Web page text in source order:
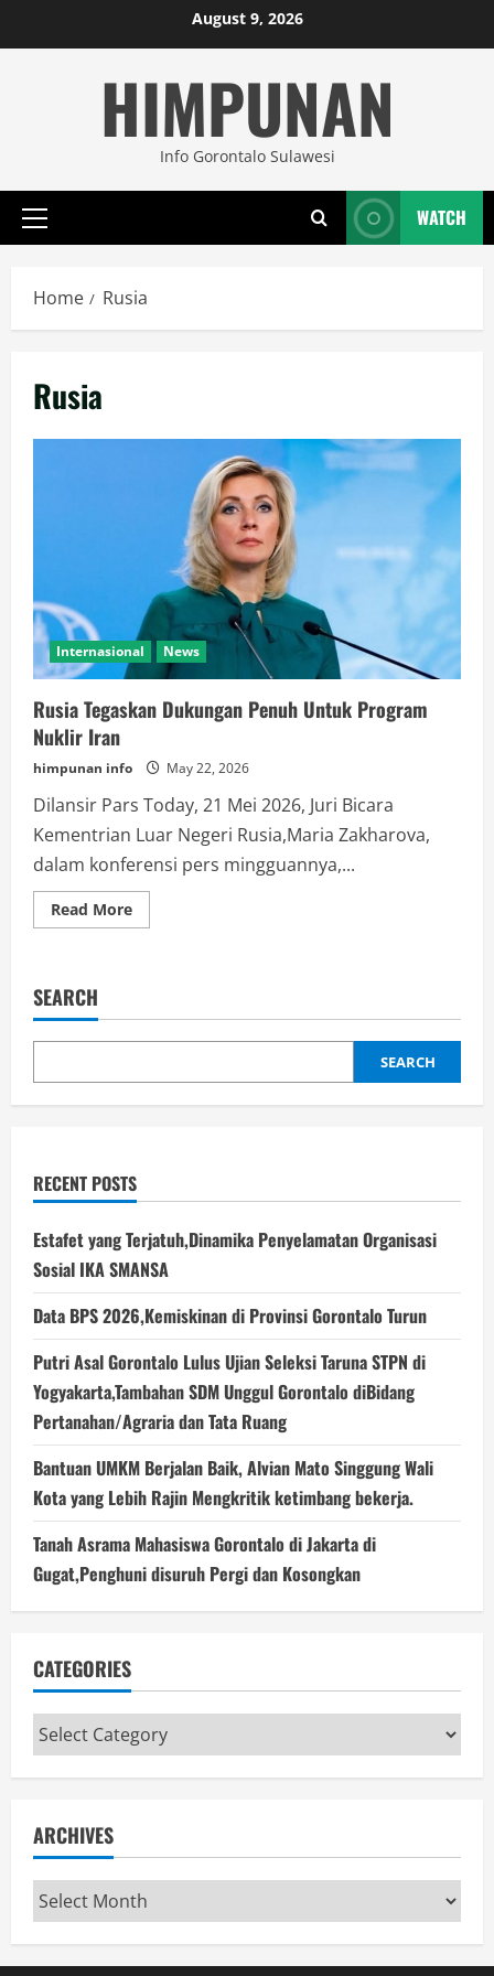
to
August 9, 2026
HIMPUNAN
Info Gorontalo Sulawesi
Primary
WATCH
Home Rusia
Rusia
Internasional News
Rusia Tegaskan Dukungan Penuh Untuk Program
Nuklir Iran
himpunan info May 22, 2026
Dilansir Pars Today, 21 Mei 2026, Juri Bicara
Kementrian Luar Negeri Rusia,Maria Zakharova,
dalam konferensi pers mingguannya,...
Read MoreRead
more
Untuk
Nuklir
SEARCH
SEARCH
RECENT POSTS
Estafet yang Terjatuh,Dinamika Penyelamatan Organisasi
Sosial IKA SMANSA
Data BPS 2026,Kemiskinan di Provinsi Gorontalo Turun
Putri Asal Gorontalo Lulus Ujian Seleksi Taruna STPN di
Yogyakarta,Tambahan SDM Unggul Gorontalo diBidang
Pertanahan/Agraria dan Tata Ruang
Bantuan UMKM Berjalan Baik, Alvian Mato Singgung Wali
Kota yang Lebih Rajin Mengkritik ketimbang bekerja.
Tanah Asrama Mahasiswa Gorontalo di Jakarta di
Gugat,Penghuni disuruh Pergi dan Kosongkan
CATEGORIES
Categories
ARCHIVES
Archives